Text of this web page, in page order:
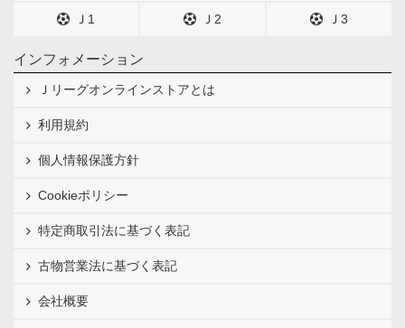
Ｊ1 Ｊ2 Ｊ3
インフォメーション
Ｊリーグオンラインストアとは
利用規約
個人情報保護方針
Cookieポリシー
特定商取引法に基づく表記
古物営業法に基づく表記
会社概要